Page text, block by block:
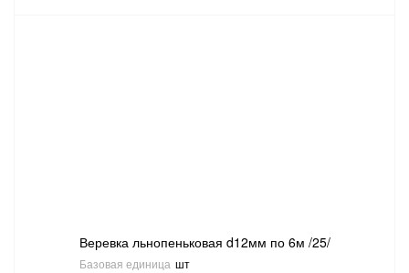
Веревка льнопеньковая d12мм по 6м /25/
Базовая единица шт